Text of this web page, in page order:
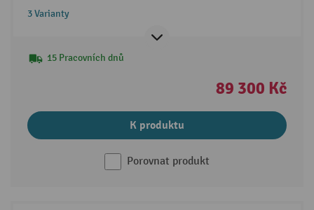
3 Varianty
15 Pracovních dnů
89 300 Kč
K produktu
Porovnat produkt